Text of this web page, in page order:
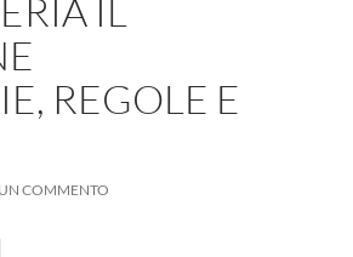
IL
REGOLE E
COMMENTO